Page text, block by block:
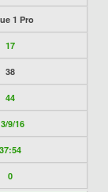
1 Pro
17
38
44
9/16
37:54
0